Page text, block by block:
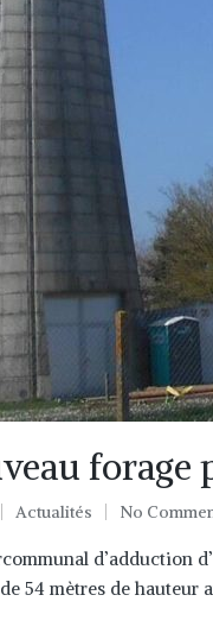
forage
Actualités No
d’adduction
54 mètres de hauteur